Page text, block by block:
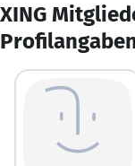
XING